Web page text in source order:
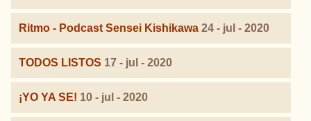
Ritmo - Podcast Sensei Kishikawa 24 - jul - 2020
TODOS LISTOS 17 - jul - 2020
¡YO YA SE! 10 - jul - 2020